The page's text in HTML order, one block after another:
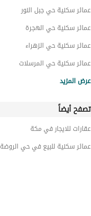
عمائر سكنية حي جبل النور
عمائر سكنية حي الهجرة
عمائر سكنية حي الزهراء
عمائر سكنية حي المرسلات
عمائر سكنية حي السنابل
عمائر سكنية حي النسيم
عمائر سكنية حي الكعكية
عرض المزيد
تصفح أيضاً
عقارات للايجار في مكة
عمائر سكنية للبيع في حي الروضة